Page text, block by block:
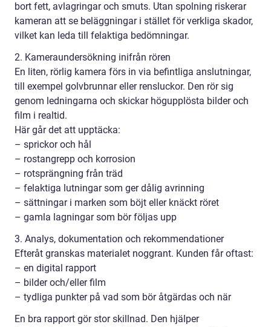
bort fett, avlagringar och smuts. Utan spolning riskerar
kameran att se beläggningar i stället för verkliga skador,
vilket kan leda till felaktiga bedömningar.
2. Kameraundersökning inifrån rören
En liten, rörlig kamera förs in via befintliga anslutningar,
till exempel golvbrunnar eller rensluckor. Den rör sig
genom ledningarna och skickar högupplösta bilder och
film i realtid.
Här går det att upptäcka:
– sprickor och hål
– rostangrepp och korrosion
– rotsprängning från träd
– felaktiga lutningar som ger dålig avrinning
– sättningar i marken som böjt eller knäckt röret
– gamla lagningar som bör följas upp
3. Analys, dokumentation och rekommendationer
Efteråt granskas materialet noggrant. Kunden får oftast:
– en digital rapport
– bilder och/eller film
– tydliga punkter på vad som bör åtgärdas och när
En bra rapport gör stor skillnad. Den hjälper